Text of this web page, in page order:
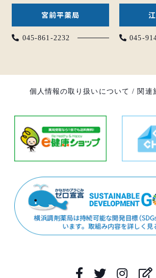
宮前平薬局
045-861-2232 045-
個人情報の取り扱いについて / 関連